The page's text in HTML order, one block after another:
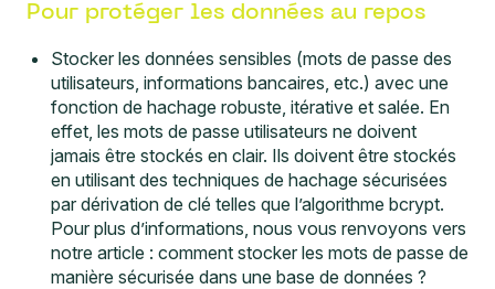
Pour protéger les données au repos
Stocker les données sensibles (mots de passe des
utilisateurs, informations bancaires, etc.) avec une
fonction de hachage robuste, itérative et salée. En
effet, les mots de passe utilisateurs ne doivent
jamais être stockés en clair. Ils doivent être stockés
en utilisant des techniques de hachage sécurisées
par dérivation de clé telles que l’algorithme bcrypt.
Pour plus d’informations, nous vous renvoyons vers
notre article : comment stocker les mots de passe de
manière sécurisée dans une base de données ?